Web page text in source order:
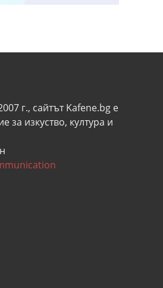
г., сайтът Kafene.bg e
за изкуство, култура и